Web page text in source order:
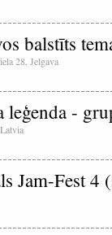
balstīts
iela 28, Jelgava
leģenda -
Jam-Fest 4